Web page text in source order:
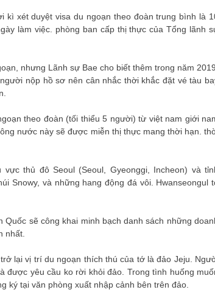
kì xét duyệt visa du ngoạn theo đoàn trung bình là
làm việc. phòng ban cấp thị thực của Tổng lãnh
nhưng Lãnh sự Bae cho biết thêm trong năm 2019,
nộp hồ sơ nên cân nhắc thời khắc đặt vé tàu
theo đoàn (tối thiểu 5 người) từ việt nam giới
nước này sẽ được miễn thị thực mang thời hạn.
thủ đô Seoul (Seoul, Gyeonggi, Incheon) và
Snowy, và những hang động đá vôi. Hwanseongul
sẽ công khai minh bạch danh sách những
nhất.
lại vị trí du ngoạn thích thú của tớ là đảo Jeju.
yêu cầu ko rời khỏi đảo. Trong tình huống
ký tại văn phòng xuất nhập cảnh bên trên đảo.